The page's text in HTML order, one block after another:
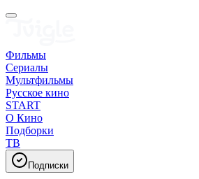
Фильмы
Сериалы
Мультфильмы
Русское кино
START
О Кино
Подборки
ТВ
Подписки